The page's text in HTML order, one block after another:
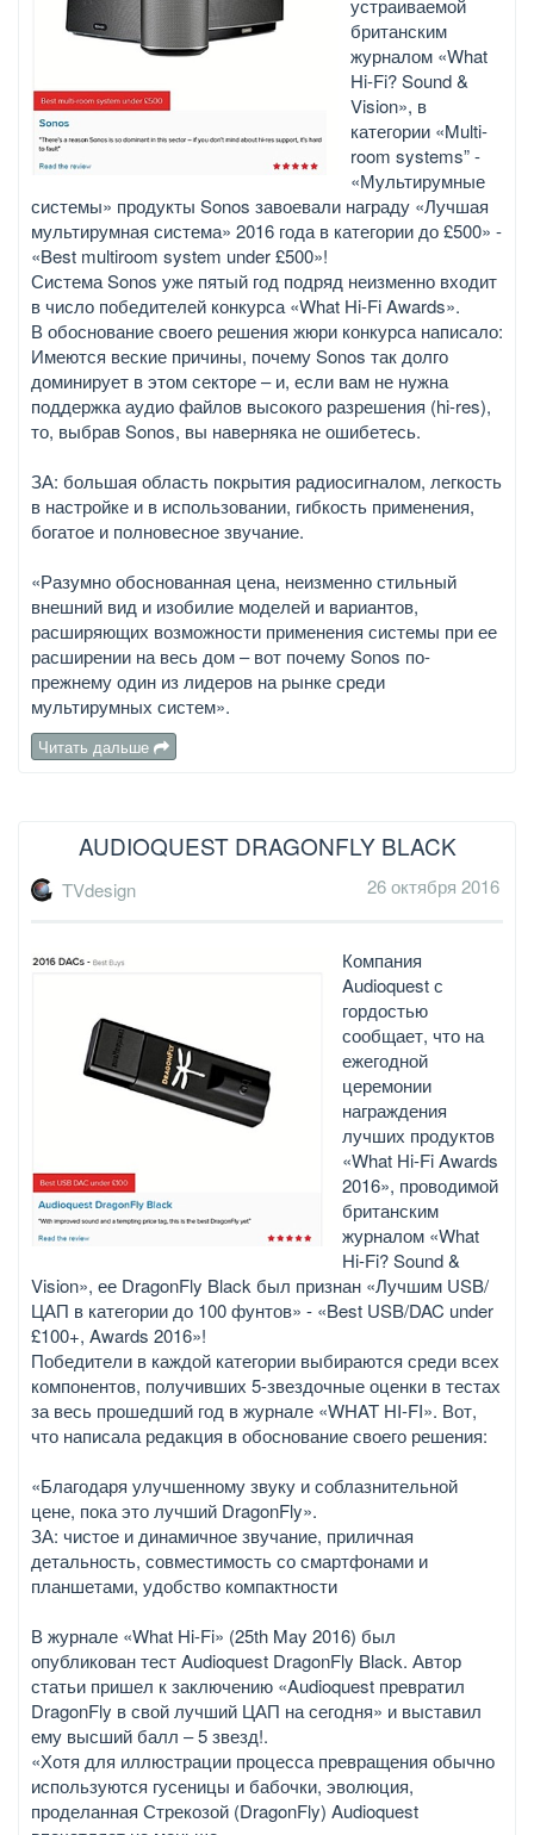
устраиваемой
британским
журналом «What
Hi-Fi? Sound &
Vision», в
категории «Multi-
room systems” -
«Мультирумные
системы» продукты Sonos завоевали награду «Лучшая
мультирумная система» 2016 года в категории до £500» -
«Best multiroom system under £500»!
Система Sonos уже пятый год подряд неизменно входит
в число победителей конкурса «What Hi-Fi Awards».
В обоснование своего решения жюри конкурса написало:
Имеются веские причины, почему Sonos так долго
доминирует в этом секторе – и, если вам не нужна
поддержка аудио файлов высокого разрешения (hi-res),
то, выбрав Sonos, вы наверняка не ошибетесь.
ЗА: большая область покрытия радиосигналом, легкость
в настройке и в использовании, гибкость применения,
богатое и полновесное звучание.
«Разумно обоснованная цена, неизменно стильный
внешний вид и изобилие моделей и вариантов,
расширяющих возможности применения системы при ее
расширении на весь дом – вот почему Sonos по-
прежнему один из лидеров на рынке среди
мультирумных систем».
Читать дальше
AUDIOQUEST DRAGONFLY BLACK
TVdesign 26 октября 2016
Компания
Audioquest с
гордостью
сообщает, что на
ежегодной
церемонии
награждения
лучших продуктов
«What Hi-Fi Awards
2016», проводимой
британским
журналом «What
Hi-Fi? Sound &
Vision», ее DragonFly Black был признан «Лучшим USB/
ЦАП в категории до 100 фунтов» - «Best USB/DAC under
£100+, Awards 2016»!
Победители в каждой категории выбираются среди всех
компонентов, получивших 5-звездочные оценки в тестах
за весь прошедший год в журнале «WHAT HI-FI». Вот,
что написала редакция в обоснование своего решения:
«Благодаря улучшенному звуку и соблазнительной
цене, пока это лучший DragonFly».
ЗА: чистое и динамичное звучание, приличная
детальность, совместимость со смартфонами и
планшетами, удобство компактности
В журнале «What Hi-Fi» (25th May 2016) был
опубликован тест Audioquest DragonFly Black. Автор
статьи пришел к заключению «Audioquest превратил
DragonFly в свой лучший ЦАП на сегодня» и выставил
ему высший балл – 5 звезд!.
«Хотя для иллюстрации процесса превращения обычно
используются гусеницы и бабочки, эволюция,
проделанная Стрекозой (DragonFly) Audioquest